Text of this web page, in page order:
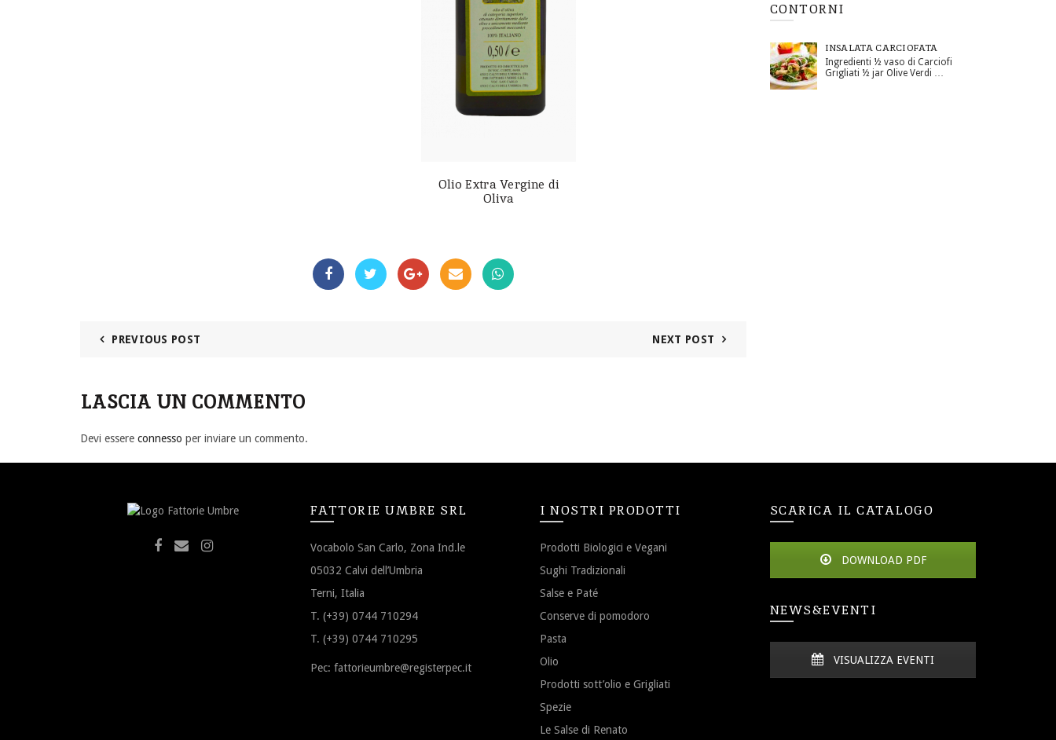
Olio Extra Vergine di
Oliva
PREVIOUS POST NEXT POST
LASCIA UN COMMENTO
Devi essere connesso per inviare un commento.
CONTORNI
INSALATA CARCIOFATA
Ingredienti ½ vaso di Carciofi
Grigliati ½ jar Olive Verdi …
FATTORIE UMBRE SRL
Vocabolo San Carlo, Zona Ind.le
05032 Calvi dell’Umbria
Terni, Italia
T. (+39) 0744 710294
T. (+39) 0744 710295
Pec: fattorieumbre@registerpec.it
I NOSTRI PRODOTTI
Prodotti Biologici e Vegani
Sughi Tradizionali
Salse e Paté
Conserve di pomodoro
Pasta
Olio
Prodotti sott’olio e Grigliati
Spezie
Le Salse di Renato
SCARICA IL CATALOGO
DOWNLOAD PDF
NEWS&EVENTI
VISUALIZZA EVENTI